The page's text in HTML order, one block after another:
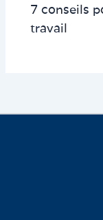
7 conseils
travail